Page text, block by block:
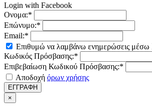
Login with Facebook
Ονομα:*
Επώνυμο:*
Email:*
Επιθυμώ να λαμβάνω ενημερώσεις μέσω
Κωδικός Πρόσβασης:*
Επιβεβαίωση Κωδικού Πρόσβασης:*
Αποδοχή όρων χρήσης
ΕΓΓΡΑΦΗ
×